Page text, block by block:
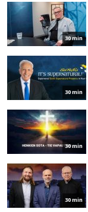
30 min
30 min
30 min
30 min